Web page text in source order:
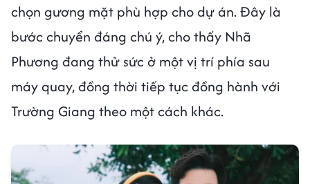
chọn gương mặt phù hợp cho dự án. Đây là
bước chuyển đáng chú ý, cho thấy Nhã
Phương đang thử sức ở một vị trí phía sau
máy quay, đồng thời tiếp tục đồng hành với
Trường Giang theo một cách khác.